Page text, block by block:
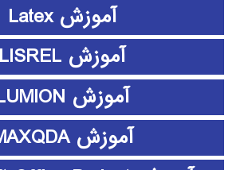
آموزش Latex
آموزش LISREL
آموزش LUMION
آموزش MAXQDA